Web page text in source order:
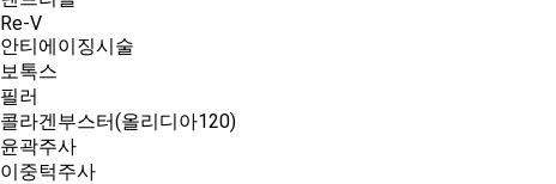
Re-V
안티에이징시술
보톡스
필러
콜라겐부스터(올리디아120)
윤곽주사
이중턱주사